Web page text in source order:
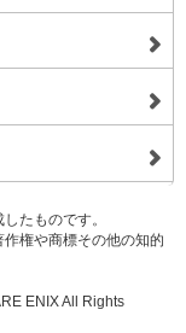
たものです。
権や商標その他の知的
ENIX All Rights